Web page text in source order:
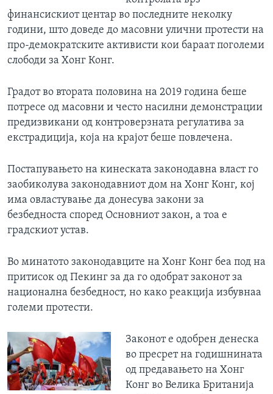
финансискиот центар во последните неколку
години, што доведе до масовни улични протести на
про-демократските активисти кои бараат поголеми
слободи за Хонг Конг.
Градот во втората половина на 2019 година беше
потресе од масовни и често насилни демонстрации
предизвикани од контроверзната регулатива за
екстрадиција, која на крајот беше повлечена.
Постапувањето на кинеската законодавна власт го
заобиколува законодавниот дом на Хонг Конг, кој
има овластување да донесува закони за
безбедноста според Основниот закон, а тоа е
градскиот устав.
Во минатото законодавците на Хонг Конг беа под на
притисок од Пекинг за да го одобрат законот за
национална безбедност, но како реакција избувнаа
големи протести.
Законот е одобрен денеска
во пресрет на годишнината
од предавањето на Хонг
Конг во Велика Британија